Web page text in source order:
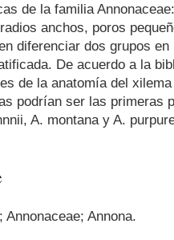
de la familia
anchos, poros
diferenciar dos grupos
De acuerdo a la
de la anatomía del
podrían ser las primeras
A. montana y A.
Annona.